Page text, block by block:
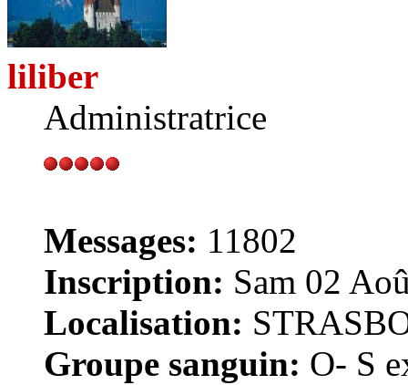
liliber
Administratrice
Messages: 11802
Inscription: Sam 02
Localisation:
Groupe sanguin: O- S